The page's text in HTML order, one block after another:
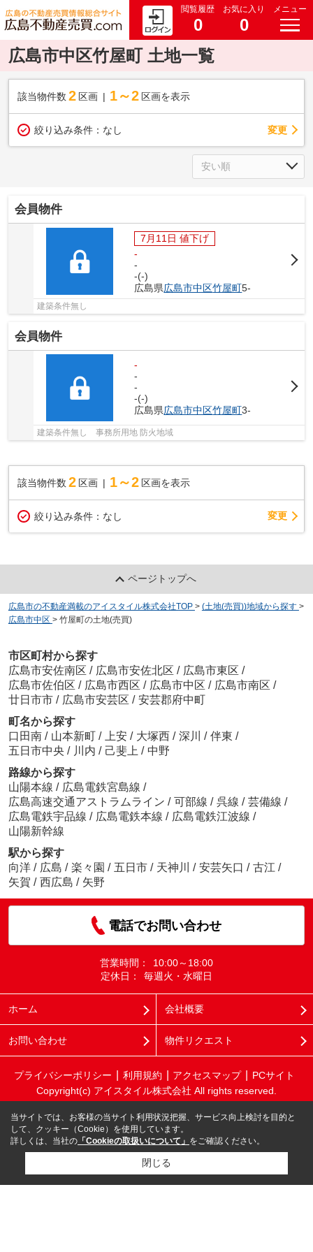
閲覧履歴
0
お気に入り
0
メニュー
広島市中区竹屋町 土地一覧
該当物件数 2 区画 1～2 区画を表示
絞り込み条件： なし 変更
会員物件
7月11日 値下げ
-
-
-(-)
広島県広島市中区竹屋町5-
建築条件無し
会員物件
-
-
-
-(-)
広島県広島市中区竹屋町3-
建築条件無し 事務所用地 防火地域
該当物件数 2 区画 1～2 区画を表示
絞り込み条件： なし 変更
ページトップへ
広島市の不動産満載のアイスタイル株式会社TOP > (土地(売買))地域から探す >
広島市中区 > 竹屋町の土地(売買)
市区町村から探す
広島市安佐南区 / 広島市安佐北区 / 広島市東区 /
広島市佐伯区 / 広島市西区 / 広島市中区 / 広島市南区 /
廿日市市 / 広島市安芸区 / 安芸郡府中町
町名から探す
口田南 / 山本新町 / 上安 / 大塚西 / 深川 / 伴東 /
五日市中央 / 川内 / 己斐上 / 中野
路線から探す
山陽本線 / 広島電鉄宮島線 /
広島高速交通アストラムライン / 可部線 / 呉線 / 芸備線 /
広島電鉄宇品線 / 広島電鉄本線 / 広島電鉄江波線 /
山陽新幹線
駅から探す
向洋 / 広島 / 楽々園 / 五日市 / 天神川 / 安芸矢口 / 古江 /
矢賀 / 西広島 / 矢野
電話でお問い合わせ
営業時間：
10:00～18:00
定休日：
毎週火・水曜日
ホーム 会社概要
お問い合わせ 物件リクエスト
プライバシーポリシー 利用規約 アクセスマップ
PCサイト
Copyright(c) アイスタイル株式会社 All rights reserved.
当サイトでは、お客様の当サイト利用状況把握、サービス向上検討を目的と
して、クッキー（Cookie）を使用しています。
詳しくは、当社の 「Cookieの取扱いについて」 をご確認ください。
閉じる